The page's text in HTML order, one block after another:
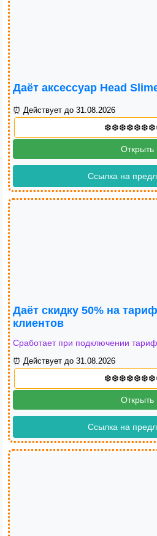
Даёт аксессуар Head
⏰ Действует до 31.08.2026
Открыть
Ссылка на
Даёт скидку 50% на
клиентов
Сработает при подключении
⏰ Действует до 31.08.2026
Открыть
Ссылка на